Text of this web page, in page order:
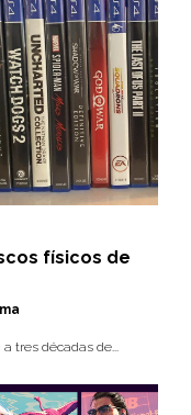
físicos de
tres décadas de...